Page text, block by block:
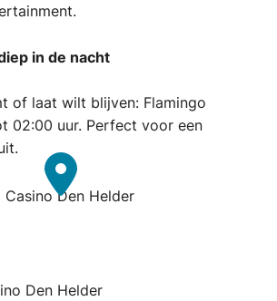
in de nacht
of laat wilt blijven: Flamingo
02:00 uur. Perfect voor een
Den Helder